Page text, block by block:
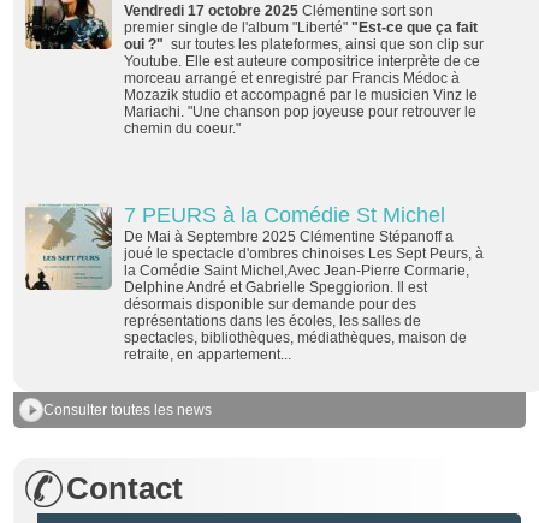
Vendredi 17 octobre 2025 Clémentine sort son
premier single de l'album "Liberté""Est-ce que ça fait
oui ?" sur toutes les plateformes, ainsi que son clip sur
Youtube. Elle est auteure compositrice interprète de ce
morceau arrangé et enregistré par Francis Médoc à
Mozazik studio et accompagné par le musicien Vinz le
Mariachi. "Une chanson pop joyeuse pour retrouver le
chemin du coeur."
7 PEURS à la Comédie St Michel
De Mai à Septembre 2025 Clémentine Stépanoff a
joué le spectacle d'ombres chinoises Les Sept Peurs, à
la Comédie Saint Michel,Avec Jean-Pierre Cormarie,
Delphine André et Gabrielle Speggiorion. Il est
désormais disponible sur demande pour des
représentations dans les écoles, les salles de
spectacles, bibliothèques, médiathèques, maison de
retraite, en appartement...
Consulter toutes les news
Contact